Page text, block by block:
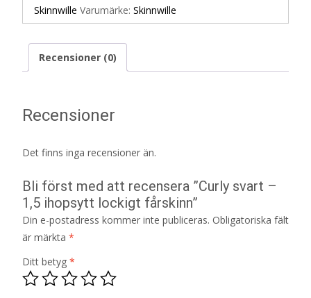
Skinnwille Varumärke: Skinnwille
Recensioner (0)
Recensioner
Det finns inga recensioner än.
Bli först med att recensera ”Curly svart –
1,5 ihopsytt lockigt fårskinn”
Din e-postadress kommer inte publiceras. Obligatoriska fält
är märkta *
Ditt betyg *